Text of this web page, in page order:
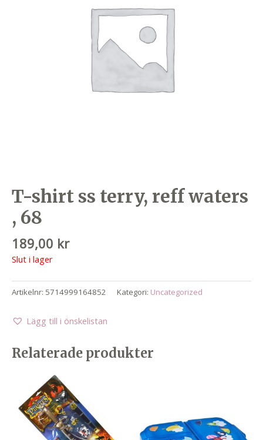
T-shirt ss terry, reff waters
, 68
189,00 kr
Slut i lager
Artikelnr: 5714999164852 Kategori: Uncategorized
Lägg till i önskelistan
Relaterade produkter